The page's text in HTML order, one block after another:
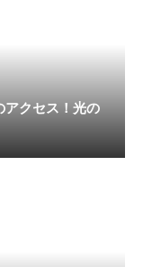
アクセス！光の